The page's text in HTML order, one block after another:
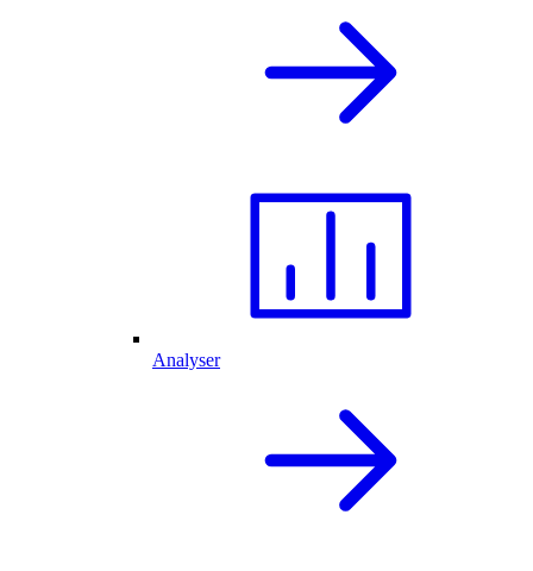
Analyser